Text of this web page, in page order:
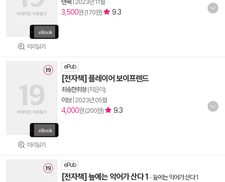
미리읽기
텐북| 2023년 11월
3,500원 (170원) 9.3
미리읽기
ePub
[전자책] 플레이어 보이프렌드
죄송한취향(지은이)
이브| 2023년 05월
4,000원 (200원) 9.3
ePub
[전자책] 늪에는 악어가 산다 1 -늪에는 악어가 산다 1